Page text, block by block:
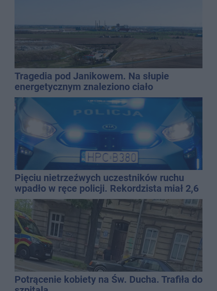
Tragedia pod Janikowem. Na słupie
energetycznym znaleziono ciało
mężczyzny
Pięciu nietrzeźwych uczestników ruchu
wpadło w ręce policji. Rekordzista miał 2,6
promila
Potrącenie kobiety na Św. Ducha. Trafiła do